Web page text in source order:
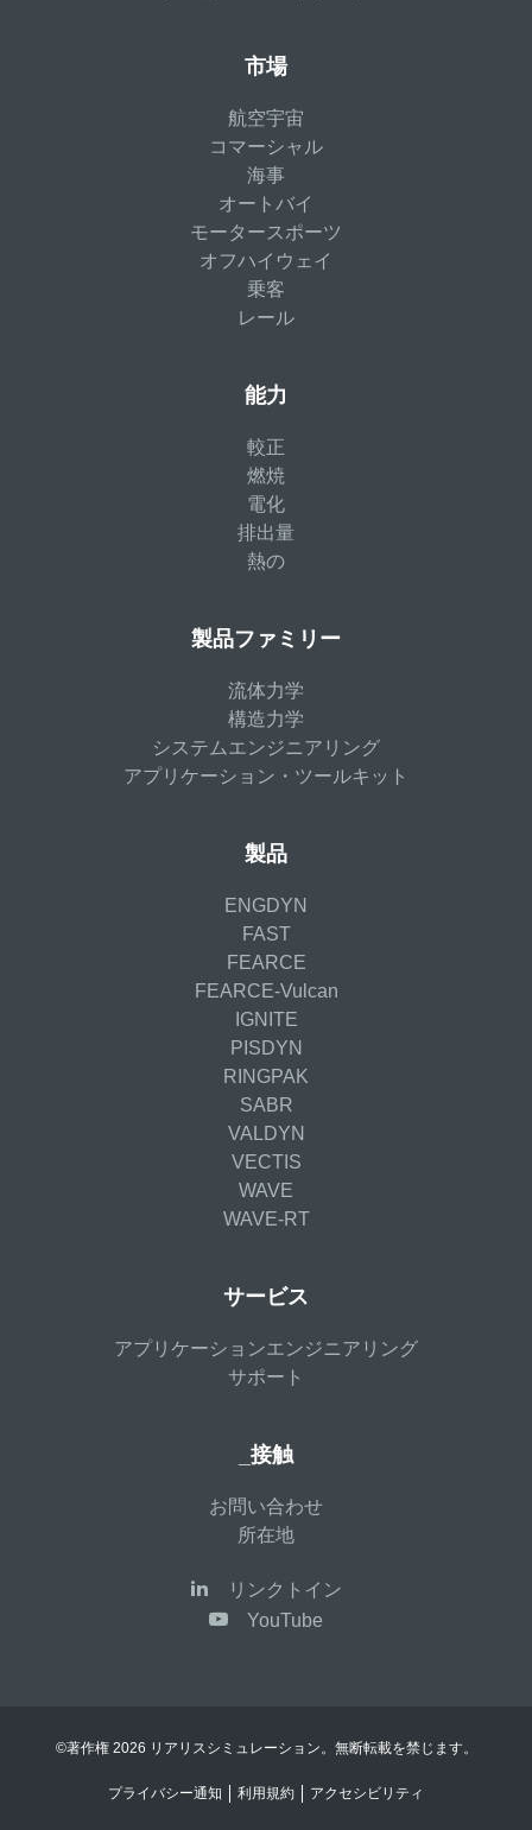
市場
航空宇宙
コマーシャル
海事
オートバイ
モータースポーツ
オフハイウェイ
乗客
レール
能力
較正
燃焼
電化
排出量
熱の
製品ファミリー
流体力学
構造力学
システムエンジニアリング
アプリケーション・ツールキット
製品
ENGDYN
FAST
FEARCE
FEARCE-Vulcan
IGNITE
PISDYN
RINGPAK
SABR
VALDYN
VECTIS
WAVE
WAVE-RT
サービス
アプリケーションエンジニアリング
サポート
_接触
お問い合わせ
所在地
リンクトイン
YouTube
©著作権 2026 リアリスシミュレーション。無断転載を禁じます。
プライバシー通知 利用規約 アクセシビリティ